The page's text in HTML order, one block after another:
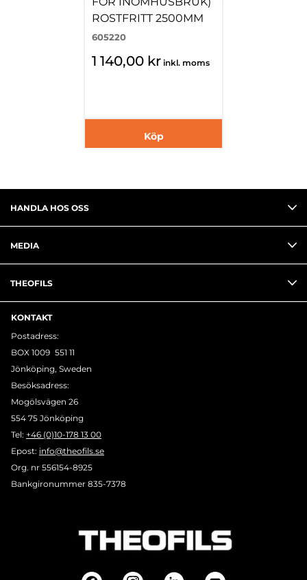
ROSTFRITT 2500MM
605220
1 140,00 kr inkl. moms
Köp
HANDLA HOS OSS
MEDIA
THEOFILS
KONTAKT
Postadress:
BOX 1009 551 11
Jönköping, Sweden
Besöksadress:
Mogölsvägen 26
554 75 Jönköping
Tel: +46 (0)10-178 13 00
Epost: info@theofils.se
Org. nr 556154-8925
Bankgironummer 835-7378